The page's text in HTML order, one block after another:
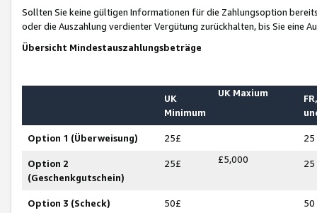
Sollten Sie keine gültigen Informationen für die Zahlungsoption
oder die Auszahlung verdienter Vergütung zurückhalten, bis Sie
Übersicht Mindestauszahlungsbeträge
UK
Minimum
UK Maxium
Option 1 (Überweisung) 25£ 25
Option 2
(Geschenkgutschein)
25£ £5,000 25
Option 3 (Scheck) 50£ 50